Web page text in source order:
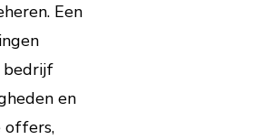
Een
bedrijf
en
offers,